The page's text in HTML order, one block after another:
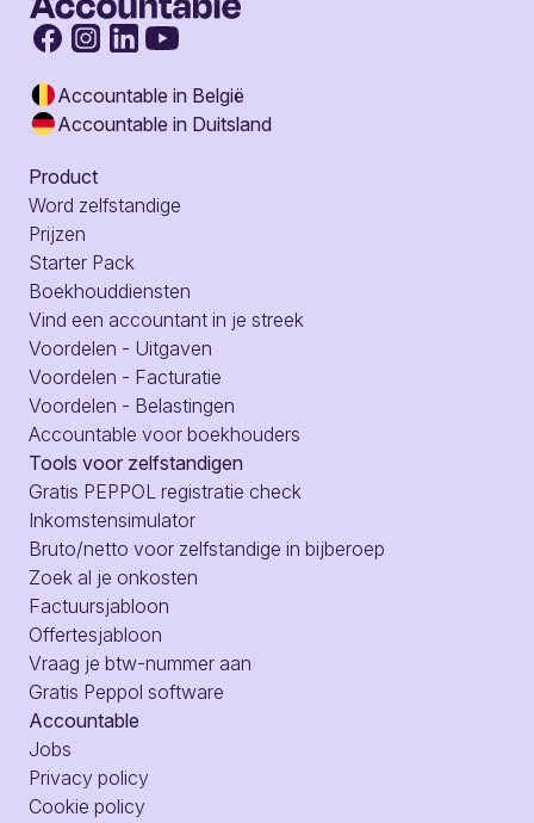
Accountable in België
Accountable in Duitsland
Product
Word zelfstandige
Prijzen
Starter Pack
Boekhouddiensten
Vind een accountant in je streek
Voordelen - Uitgaven
Voordelen - Facturatie
Voordelen - Belastingen
Accountable voor boekhouders
Tools voor zelfstandigen
Gratis PEPPOL registratie check
Inkomstensimulator
Bruto/netto voor zelfstandige in bijberoep
Zoek al je onkosten
Factuursjabloon
Offertesjabloon
Vraag je btw-nummer aan
Gratis Peppol software
Accountable
Jobs
Privacy policy
Cookie policy